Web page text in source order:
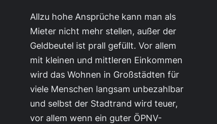
Allzu hohe Ansprüche kann man als
Mieter nicht mehr stellen, außer der
Geldbeutel ist prall gefüllt. Vor allem
mit kleinen und mittleren Einkommen
wird das Wohnen in Großstädten für
viele Menschen langsam unbezahlbar
und selbst der Stadtrand wird teuer,
vor allem wenn ein guter ÖPNV-